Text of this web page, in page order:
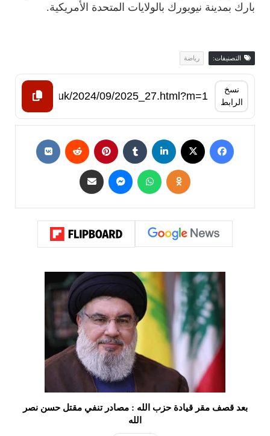
بارك بمدينة نيويورك بالولايات المتحدة الأمريكية.
التصنيفات: رياضة
نسخ
الرابط
بعد قصف مقر قيادة حزب الله : مصادر تنفي مقتل حسن نصر
الله